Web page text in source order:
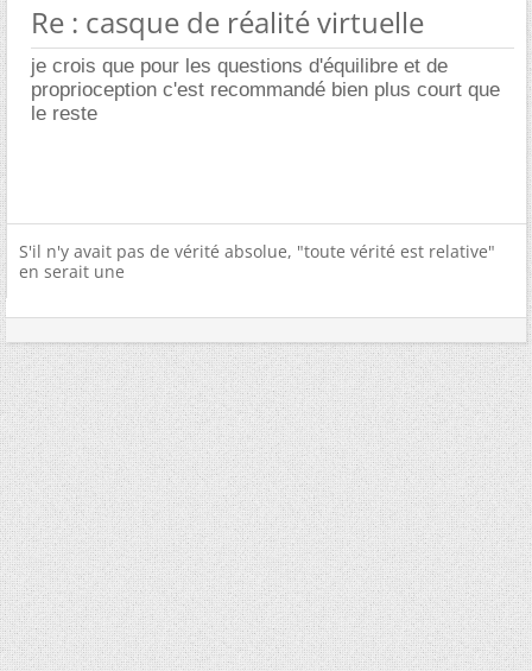
Re : casque de réalité virtuelle
je crois que pour les questions d'équilibre et de
proprioception c'est recommandé bien plus court que
le reste
S'il n'y avait pas de vérité absolue, "toute vérité est relative"
en serait une